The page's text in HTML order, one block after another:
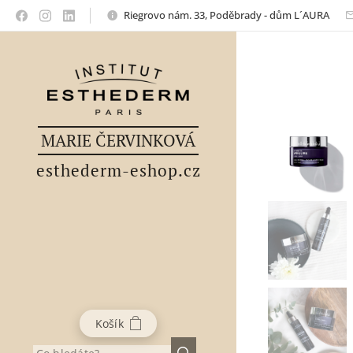
Riegrovo nám. 33, Poděbrady - dům L´AURA
MARIE ČERVINKOVÁ
esthederm-eshop.cz
Košík